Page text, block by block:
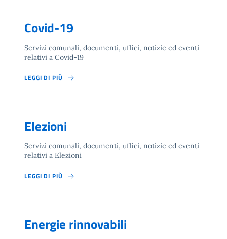
Covid-19
Servizi comunali, documenti, uffici, notizie ed eventi
relativi a Covid-19
LEGGI DI PIÙ
Elezioni
Servizi comunali, documenti, uffici, notizie ed eventi
relativi a Elezioni
LEGGI DI PIÙ
Energie rinnovabili